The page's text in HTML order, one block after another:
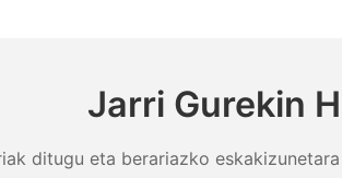
Jarri Gurekin
ditugu eta berariazko